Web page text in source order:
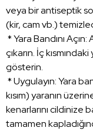
veya bir antiseptik
(kir, cam vb.)
* Yara Bandını
çıkarın. İç
gösterin.
* Uygulayın: Yara
kısım) yaranın
kenarlarını cildinize
tamamen